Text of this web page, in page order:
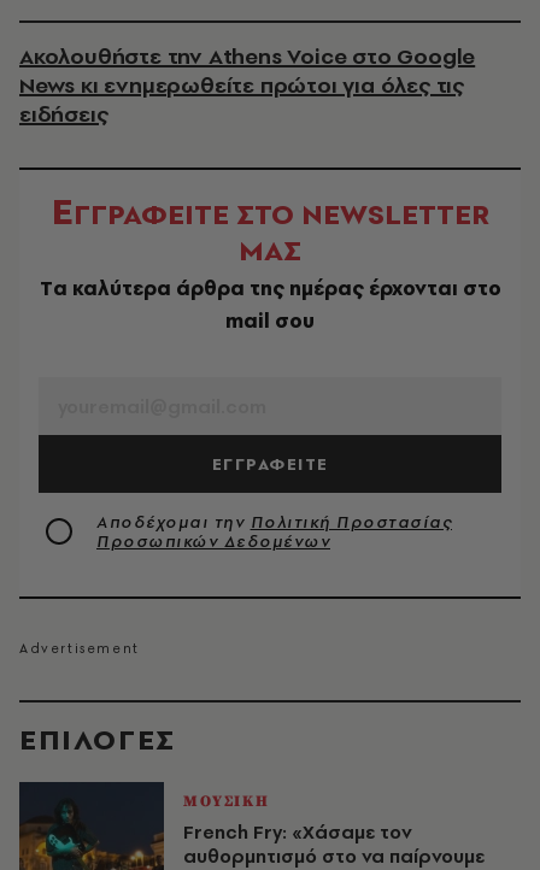
EΠΙΛΟΓΈΣ
ΜΟΥΣΙΚΗ
French Fry: «Χάσαμε τον
αυθορμητισμό στο να παίρνουμε
Ακολουθήστε την Athens Voice στο Google
News κι ενημερωθείτε πρώτοι για όλες τις
ειδήσεις
ΕΓΓΡΑΦΕΙΤΕ ΣΤΟ NEWSLETTER
ΜΑΣ
Tα καλύτερα άρθρα της ημέρας έρχονται στο
mail σου
ΕΓΓΡΑΦΕΙΤΕ
Αποδέχομαι την Πολιτική Προστασίας
Προσωπικών Δεδομένων